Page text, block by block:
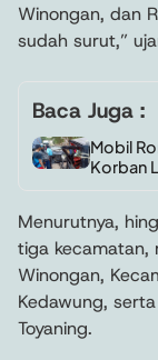
Winongan, dan
sudah surut,”
Baca Juga :
Mobil
Korban
Menurutnya,
tiga kecamatan,
Winongan,
Kedawung,
Toyaning.